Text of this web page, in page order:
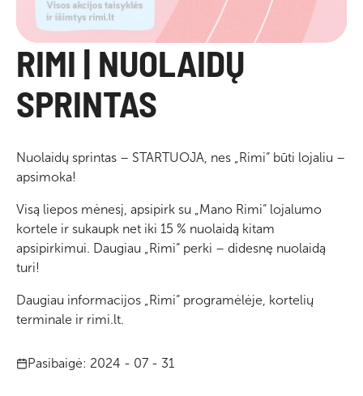
RIMI | NUOLAIDŲ
SPRINTAS
Nuolaidų sprintas – STARTUOJA, nes „Rimi“ būti lojaliu –
apsimoka!
Visą liepos mėnesį, apsipirk su „Mano Rimi“ lojalumo
kortele ir sukaupk net iki 15 % nuolaidą kitam
apsipirkimui. Daugiau „Rimi“ perki – didesnę nuolaidą
turi!
Daugiau informacijos „Rimi“ programėlėje, kortelių
terminale ir rimi.lt.
Pasibaigė: 2024 - 07 - 31